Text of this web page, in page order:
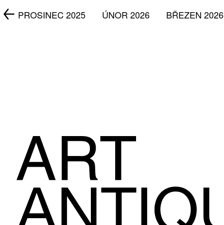
BŘEZEN 2026
ÚNOR 2026
PROSINEC 2025